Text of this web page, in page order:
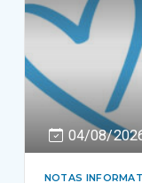
04/08/
NOTAS